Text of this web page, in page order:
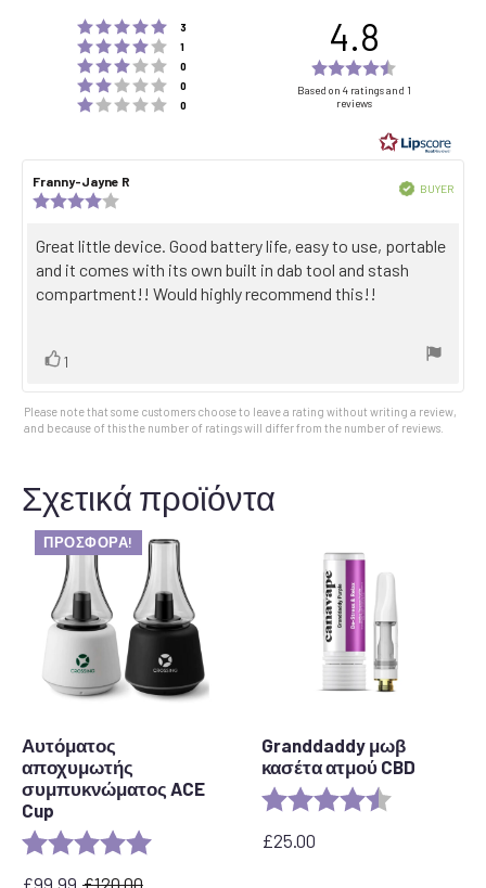
Rating 5 out of 5 stars
3
Rating 4 out of 5 stars
1
Rating 3 out of 5 stars
0
Rating 2 out of 5 stars
0
Rating 1 out of 5 stars
0
4.8
4.8
of
5
stars
Based on 4 ratings and 1
reviews
Review
author:
Franny-Jayne R
out
of
stars
BUYER
Review
text:
Great little device. Good battery life, easy to use, portable
and it comes with its own built in dab tool and stash
compartment!! Would highly recommend this!!
Vote1
Please note that some customers choose to leave a rating without writing a review,
and because of this the number of ratings will differ from the number of reviews.
Σχετικά προϊόντα
ΠΡΟΣΦΟΡΆ!
Αυτόματος
αποχυμωτής
συμπυκνώματος ACE
Cup
Rating: 5.0 out of 5 stars
Granddaddy μωβ
κασέτα ατμού CBD
Rating: 4.5 out of 5
£25.00